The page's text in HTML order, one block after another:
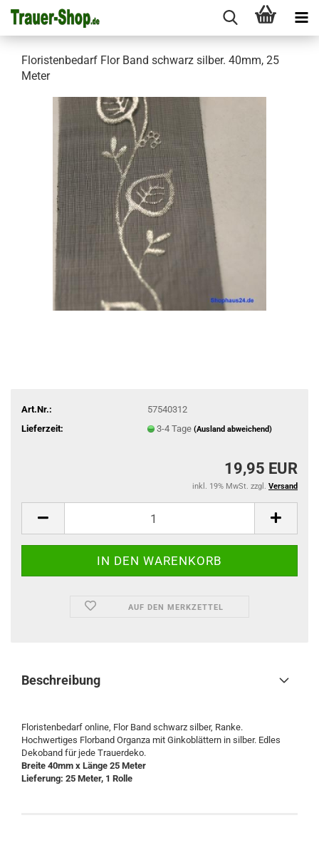
Floristenbedarf Flor Band schwarz silber. 40mm, 25
Meter
Art.Nr.:
57540312
Lieferzeit:
3-4 Tage (Ausland abweichend)
19,95 EUR
inkl. 19% MwSt. zzgl. Versand
AUF DEN MERKZETTEL
Beschreibung
Floristenbedarf online, Flor Band schwarz silber, Ranke.
Hochwertiges Florband Organza mit Ginkoblättern in silber. Edles
Dekoband für jede Trauerdeko.
Breite 40mm x Länge 25 Meter
Lieferung: 25 Meter, 1 Rolle